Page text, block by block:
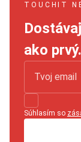
TOUCHIT
ako prvý.
Súhlasím so